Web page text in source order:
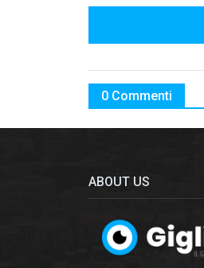
0 Commenti
ABOUT US